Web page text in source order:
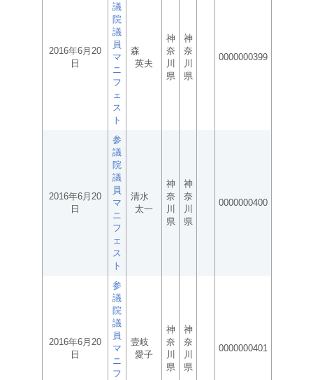
2016年6月20
日
議
院
議
員
マ
ニ
フ
ェ
ス
ト
森
英夫
神
奈
川
県
神
奈
川
県
0000000399
2016年6月20
日
参
議
院
議
員
マ
ニ
フ
ェ
ス
ト
清水
太一
神
奈
川
県
神
奈
川
県
0000000400
2016年6月20
日
参
議
院
議
員
マ
ニ
フ
壹岐
愛子
神
奈
川
県
神
奈
川
県
0000000401